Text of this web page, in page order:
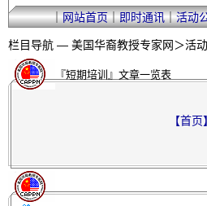
｜网站首页｜即时通讯｜活动
栏目导航 — 美国华裔教授专家网＞活
『短期培训』文章一览表
【首页】